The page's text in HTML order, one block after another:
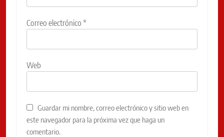
Correo electrónico *
Web
Guardar mi nombre, correo electrónico y sitio web en
este navegador para la próxima vez que haga un
comentario.